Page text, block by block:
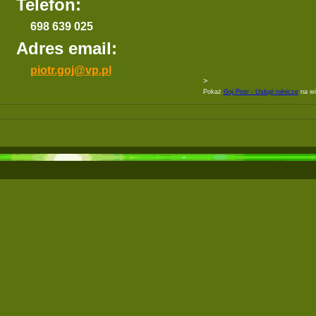
Telefon:
698 639 025
Adres email:
piotr.goj@vp.pl
>
Pokaż Goj Piotr - Usługi rolniczena